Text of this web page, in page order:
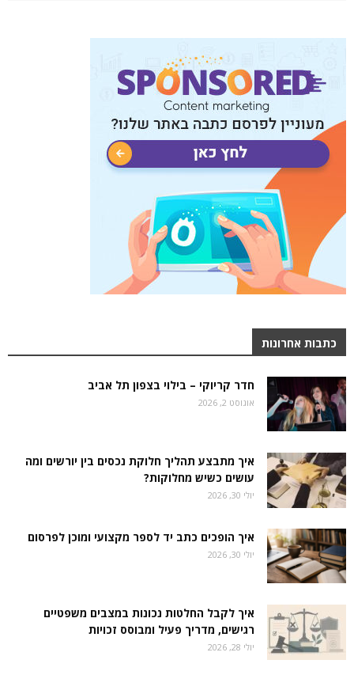
כתבות אחרונות
חדר קריוקי – בילוי בצפון תל אביב
אוגוסט 2, 2026
איך מתבצע תהליך חלוקת נכסים בין יורשים ומה
עושים כשיש מחלוקות?
יולי 30, 2026
איך הופכים כתב יד לספר מקצועי ומוכן לפרסום
יולי 30, 2026
איך לקבל החלטות נכונות במצבים משפטיים
רגישים, מדריך פעיל ומבוסס זכויות
יולי 28, 2026